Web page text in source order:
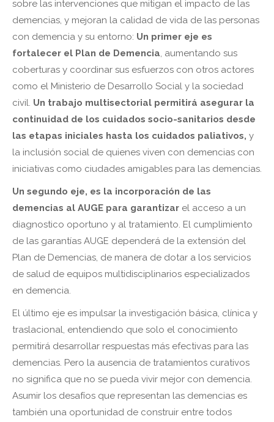
sobre las intervenciones que mitigan el impacto de las
demencias, y mejoran la calidad de vida de las personas
con demencia y su entorno: Un primer eje es
fortalecer el Plan de Demencia, aumentando sus
coberturas y coordinar sus esfuerzos con otros actores
como el Ministerio de Desarrollo Social y la sociedad
civil. Un trabajo multisectorial permitirá asegurar la
continuidad de los cuidados socio-sanitarios desde
las etapas iniciales hasta los cuidados paliativos, y
la inclusión social de quienes viven con demencias con
iniciativas como ciudades amigables para las demencias.
Un segundo eje, es la incorporación de las
demencias al AUGE para garantizar el acceso a un
diagnostico oportuno y al tratamiento. El cumplimiento
de las garantías AUGE dependerá de la extensión del
Plan de Demencias, de manera de dotar a los servicios
de salud de equipos multidisciplinarios especializados
en demencia.
El último eje es impulsar la investigación básica, clínica y
traslacional, entendiendo que solo el conocimiento
permitirá desarrollar respuestas más efectivas para las
demencias. Pero la ausencia de tratamientos curativos
no significa que no se pueda vivir mejor con demencia.
Asumir los desafíos que representan las demencias es
también una oportunidad de construir entre todos